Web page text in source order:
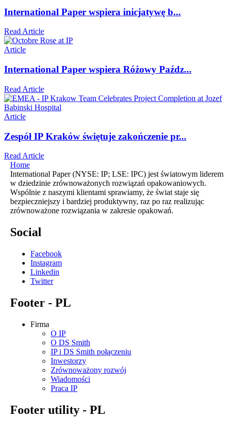
International Paper wspiera inicjatywę b...
Read Article
Article
International Paper wspiera Różowy Paźdz...
Read Article
Article
Zespół IP Kraków świętuje zakończenie pr...
Read Article
Home
International Paper (NYSE: IP; LSE: IPC) jest światowym liderem
w dziedzinie zrównoważonych rozwiązań opakowaniowych.
Wspólnie z naszymi klientami sprawiamy, że świat staje się
bezpieczniejszy i bardziej produktywny, raz po raz realizując
zrównoważone rozwiązania w zakresie opakowań.
Social
Facebook
Instagram
Linkedin
Twitter
Footer - PL
Firma
O IP
O DS Smith
IP i DS Smith połączeniu
Inwestorzy
Zrównoważony rozwój
Wiadomości
Praca IP
Footer utility - PL